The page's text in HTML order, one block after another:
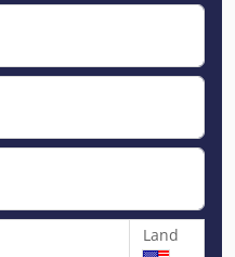
Land